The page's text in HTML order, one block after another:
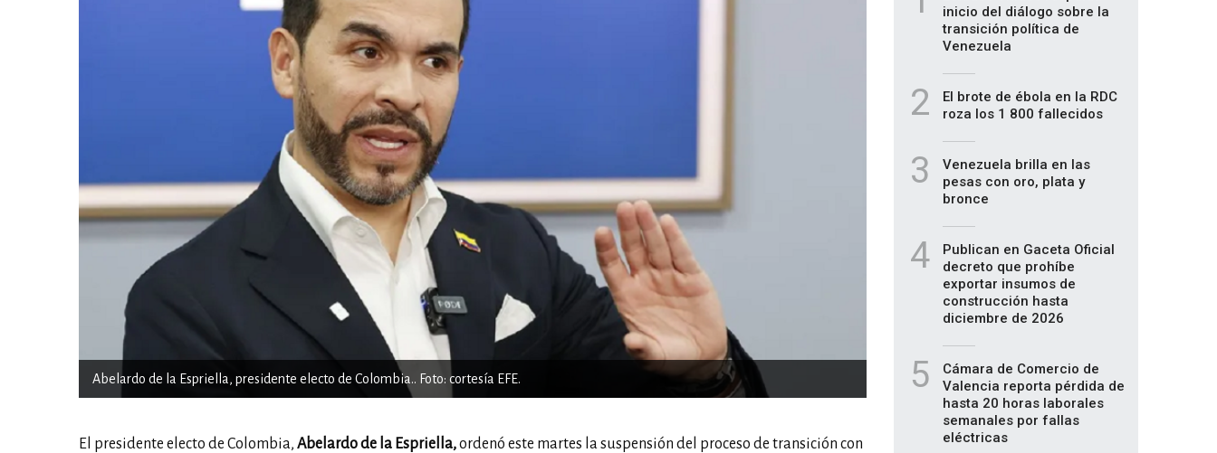
Abelardo de la Espriella, presidente electo de Colombia.. Foto: cortesía EFE.
El presidente electo de Colombia, Abelardo de la Espriella,ordenó este martes la suspensión del proceso de transición con
inicio del diálogo sobre la
transición política de
Venezuela
2
El brote de ébola en la RDC
roza los 1 800 fallecidos
3
Venezuela brilla en las
pesas con oro, plata y
bronce
4
Publican en Gaceta Oficial
decreto que prohíbe
exportar insumos de
construcción hasta
diciembre de 2026
5
Cámara de Comercio de
Valencia reporta pérdida de
hasta 20 horas laborales
semanales por fallas
eléctricas